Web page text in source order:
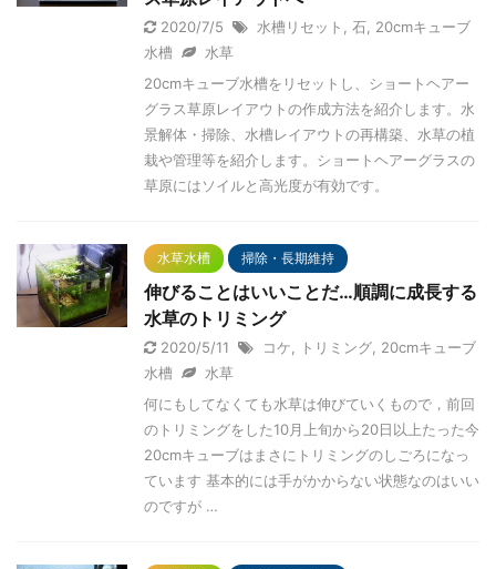
2020/7/5 水槽リセット 石 20cmキューブ
水槽
水草
20cmキューブ水槽をリセットし、ショートヘアー
グラス草原レイアウトの作成方法を紹介します。水
景解体・掃除、水槽レイアウトの再構築、水草の植
栽や管理等を紹介します。ショートヘアーグラスの
草原にはソイルと高光度が有効です。
水草水槽 掃除・長期維持
伸びることはいいことだ…順調に成長する
水草のトリミング
2020/5/11 コケ トリミング 20cmキューブ
水槽
水草
何にもしてなくても水草は伸びていくもので，前回
のトリミングをした10月上旬から20日以上たった今
20cmキューブはまさにトリミングのしごろになっ
ています 基本的には手がかからない状態なのはいい
のですが …